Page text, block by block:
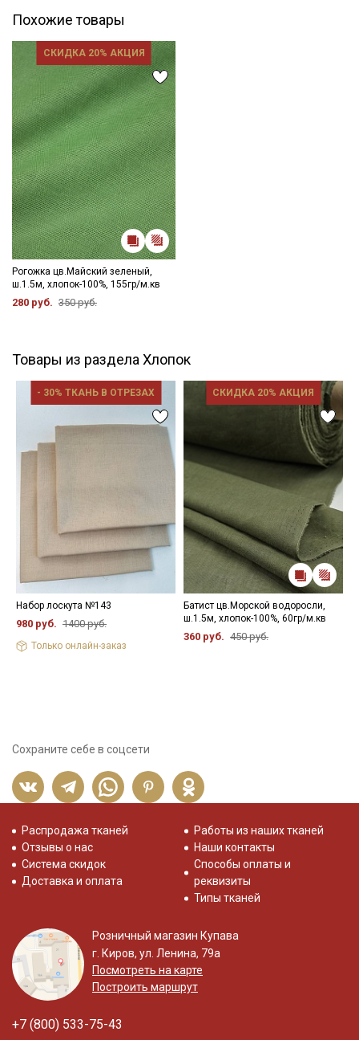
Похожие товары
СКИДКА 20% АКЦИЯ
Рогожка цв.Майский зеленый,
ш.1.5м, хлопок-100%, 155гр/м.кв
280 руб. 350 руб.
Товары из раздела Хлопок
- 30% ТКАНЬ В ОТРЕЗАХ
Набор лоскута №143
980 руб. 1400 руб.
Только онлайн-заказ
СКИДКА 20% АКЦИЯ
Батист цв.Морской водоросли,
ш.1.5м, хлопок-100%, 60гр/м.кв
360 руб. 450 руб.
Сохраните себе в соцсети
Распродажа тканей
Отзывы о нас
Система скидок
Доставка и оплата
Работы из наших тканей
Наши контакты
Способы оплаты и
реквизиты
Типы тканей
Розничный магазин Купава
г. Киров, ул. Ленина, 79а
Посмотреть на карте
Построить маршрут
+7 (800) 533-75-43